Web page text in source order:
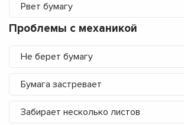
Рвет бумагу
Проблемы с механикой
Не берет бумагу
Бумага застревает
Забирает несколько листов